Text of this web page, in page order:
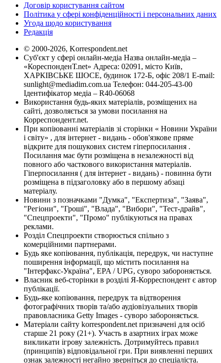
Договір користування сайтом
Політика у сфері конфіденційності і персональних даних
Угода щодо користування
Редакція
© 2000-2026, Korrespondent.net
Суб'єкт у сфері онлайн-медіа Назва онлайн-медіа –
«КореспонденТ.net» Адреса: 02091, місто Київ,
ХАРКІВСЬКЕ ШОСЕ, будинок 172-Б, офіс 208/1 E-mail:
sunlight@mediadim.com.ua Телефон: 044-205-43-00
Ідентифікатор медіа – R40-06068
Використання будь-яких матеріалів, розміщених на
сайті, дозволяється за умови посилання на
Корреспондент.net.
При копіюванні матеріалів зі сторінки « Новини України
і світу» , для інтернет - видань - обов'язкове пряме
відкрите для пошукових систем гіперпосилання .
Посилання має бути розміщена в незалежності від
повного або часткового використання матеріалів.
Гіперпосилання ( для інтернет - видань) - повинна бути
розміщена в підзаголовку або в першому абзаці
матеріалу.
Новини з позначками "Думка", "Експертиза", "Заява",
"Регіони", "Гроші", "Влада", "Вибори", "Тест-драйв",
"Спецпроекти", "Промо" публікуються на правах
реклами.
Розділ Спецпроекти створюється спільно з
комерційними партнерами.
Будь яке копіювання, публікація, передрук, чи наступне
поширення інформації, що містить посилання на
"Інтерфакс-Україна", EPA / UPG, суворо забороняється.
Власник веб-сторінки в розділі Я-Корреспондент є автор
публікації.
Будь-яке копіювання, передрук та відтворення
фотографічних творів та/або аудіовізуальних творів
правовласника Getty Images - суворо забороняється.
Матеріали сайту korrespondent.net призначені для осіб
старше 21 року (21+). Участь в азартних іграх може
викликати ігрову залежність. Дотримуйтесь правил
(принципів) відповідальної гри. При виявленні перших
ознак залежності негайно зверніться до спеціаліста.